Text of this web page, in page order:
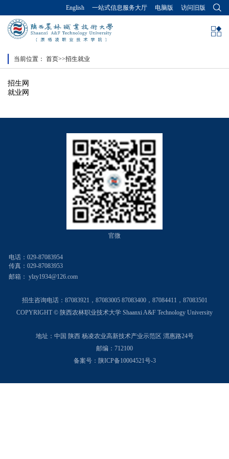
English 一站式信息服务大厅 电脑版 访问旧版
当前位置： 首页>>招生就业
招生网
就业网
官微
电话：029-87083954
传真：029-87083953
邮箱： ylzy1934@126.com
招生咨询电话： 87083921，87083005 87083400，87084411，87083501
COPYRIGHT © 陕西农林职业技术大学 Shaanxi A&F Technology University
地址：中国 陕西 杨凌农业高新技术产业示范区 渭惠路24号
邮编：712100
备案号：陕ICP备10004521号-3